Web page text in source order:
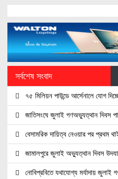
সর্বশেষ সংবাদ
৭৫ মিলিয়ন পাউন্ডে আর্সেনালে যোগ
জাতিসংঘে জুলাই গণঅভ্যুত্থান দিবস
বেসামরিক দায়িত্ব নেওয়ার পর প্রথম
জামালপুরে জুলাই অভ্যুত্থান দিবস
নোবিপ্রবিতে যথাযোগ্য মর্যাদায় জুলাই